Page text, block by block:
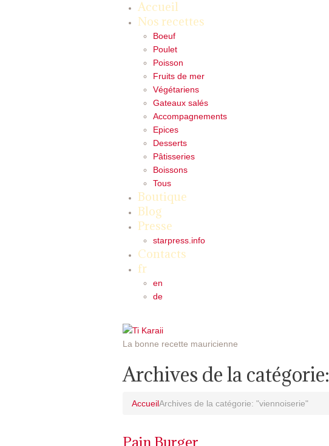
Accueil
Nos recettes
Boeuf
Poulet
Poisson
Fruits de mer
Végétariens
Gateaux salés
Accompagnements
Epices
Desserts
Pâtisseries
Boissons
Tous
Boutique
Blog
Presse
starpress.info
Contacts
fr
en
de
La bonne recette mauricienne
Archives de la catégorie:
AccueilArchives de la catégorie: "viennoiserie"
Pain Burger